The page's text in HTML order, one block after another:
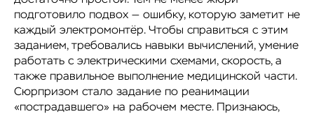
подготовило подвох — ошибку, которую заметит не
каждый электромонтёр. Чтобы справиться с этим
заданием, требовались навыки вычислений, умение
работать с электрическими схемами, скорость, а
также правильное выполнение медицинской части.
Сюрпризом стало задание по реанимации
«пострадавшего» на рабочем месте. Признаюсь,